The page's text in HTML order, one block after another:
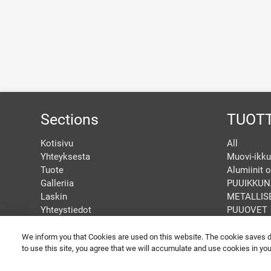
GET A SPECIAL PRICE
We inform you that Cookies are used on this website. The cookie
to use this site, you agree that we will accumulate and use cookies in
Sections
Kotisivu
Yhteyksesta
Tuote
Galleriia
Laskin
Yhteystiedot
All
Muovi-
Alumiinit
PUUOVET